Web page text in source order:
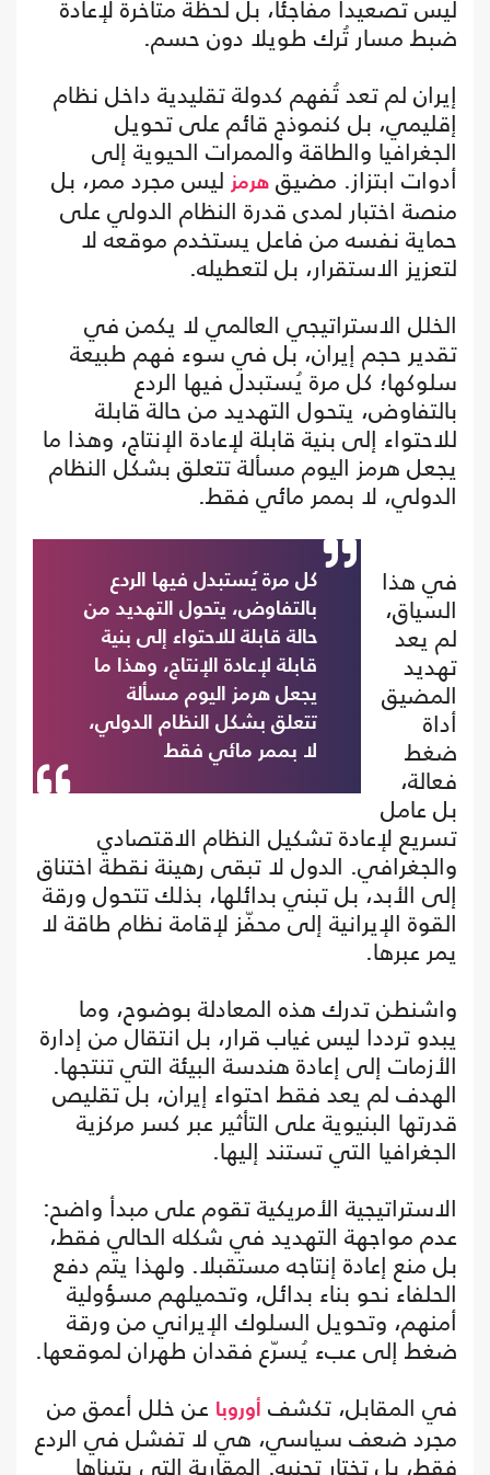
ليس تصعيدا مفاجئا، بل لحظة متأخرة لإعادة
ضبط مسار تُرك طويلا دون حسم.
إيران لم تعد تُفهم كدولة تقليدية داخل نظام
إقليمي، بل كنموذج قائم على تحويل
الجغرافيا والطاقة والممرات الحيوية إلى
أدوات ابتزاز. مضيق هرمز ليس مجرد ممر، بل
منصة اختبار لمدى قدرة النظام الدولي على
حماية نفسه من فاعل يستخدم موقعه لا
لتعزيز الاستقرار، بل لتعطيله.
الخلل الاستراتيجي العالمي لا يكمن في
تقدير حجم إيران، بل في سوء فهم طبيعة
سلوكها؛ كل مرة يُستبدل فيها الردع
بالتفاوض، يتحول التهديد من حالة قابلة
للاحتواء إلى بنية قابلة لإعادة الإنتاج، وهذا ما
يجعل هرمز اليوم مسألة تتعلق بشكل النظام
الدولي، لا بممر مائي فقط.
كل مرة يُستبدل فيها الردع
بالتفاوض، يتحول التهديد من
حالة قابلة للاحتواء إلى بنية
قابلة لإعادة الإنتاج، وهذا ما
يجعل هرمز اليوم مسألة
تتعلق بشكل النظام الدولي،
لا بممر مائي فقط
في هذا
السياق،
لم يعد
تهديد
المضيق
أداة
ضغط
فعالة،
بل عامل
تسريع لإعادة تشكيل النظام الاقتصادي
والجغرافي. الدول لا تبقى رهينة نقطة اختناق
إلى الأبد، بل تبني بدائلها، بذلك تتحول ورقة
القوة الإيرانية إلى محفّز لإقامة نظام طاقة لا
يمر عبرها.
واشنطن تدرك هذه المعادلة بوضوح، وما
يبدو ترددا ليس غياب قرار، بل انتقال من إدارة
الأزمات إلى إعادة هندسة البيئة التي تنتجها.
الهدف لم يعد فقط احتواء إيران، بل تقليص
قدرتها البنيوية على التأثير عبر كسر مركزية
الجغرافيا التي تستند إليها.
الاستراتيجية الأمريكية تقوم على مبدأ واضح:
عدم مواجهة التهديد في شكله الحالي فقط،
بل منع إعادة إنتاجه مستقبلا. ولهذا يتم دفع
الحلفاء نحو بناء بدائل، وتحميلهم مسؤولية
أمنهم، وتحويل السلوك الإيراني من ورقة
ضغط إلى عبء يُسرّع فقدان طهران لموقعها.
في المقابل، تكشف
أوروبا عن خلل أعمق من
مجرد ضعف سياسي، هي لا تفشل في الردع
فقط، بل تختار تجنبه. المقاربة التي يتبناها